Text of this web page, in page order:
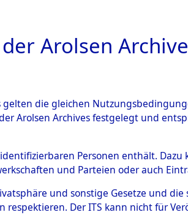
BILD
Arolsen
die gleichen
Arolsen Archives festgelegt und
Personen enthält.
und Parteien oder auch
und sonstige Gesetze und
Der ITS kann nicht für